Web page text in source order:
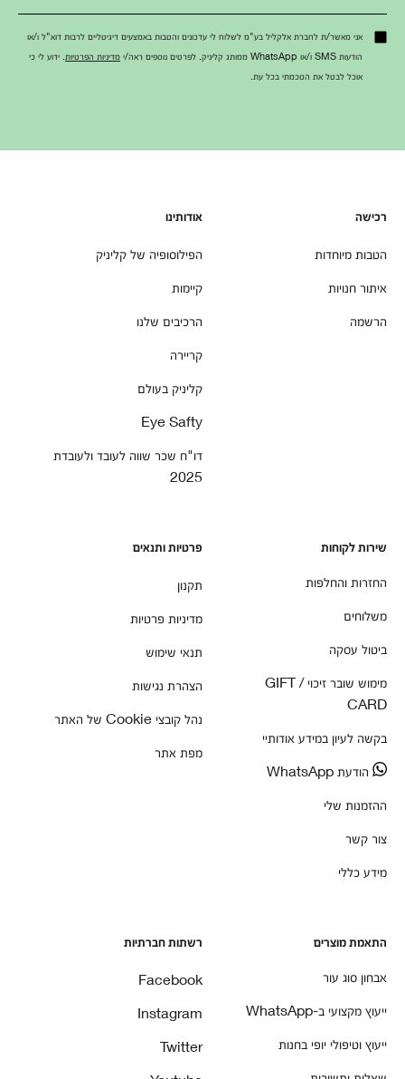
אני מאשר/ת לחברת אלקליל בע"מ לשלוח לי עדכונים והטבות באמצעים דיגיטליים לרבות דוא"ל ו/או
הודעות SMS ו/או WhatsApp ממותג קליניק. לפרטים נוספים ראה/י
מדיניות הפרטיות . ידוע לי כי
אוכל לבטל את הסכמתי בכל עת.
רכישה
הטבות מיוחדות
איתור חנויות
הרשמה
אודותינו
הפילוסופיה של קליניק
קיימות
הרכיבים שלנו
קריירה
קליניק בעולם
Eye Safty
דו"ח שכר שווה לעובד ולעובדת
2025
שירות לקוחות
החזרות והחלפות
משלוחים
ביטול עסקה
מימוש שובר זיכוי / GIFT
CARD
בקשה לעיון במידע אודותיי
הודעת WhatsApp
ההזמנות שלי
צור קשר
מידע כללי
פרטיות ותנאים
תקנון
מדיניות פרטיות
תנאי שימוש
הצהרת נגישות
נהל קובצי Cookie של האתר
מפת אתר
התאמת מוצרים
אבחון סוג עור
ייעוץ מקצועי ב-WhatsApp
ייעוץ וטיפולי יופי בחנות
רשתות חברתיות
Facebook
Instagram
Twitter